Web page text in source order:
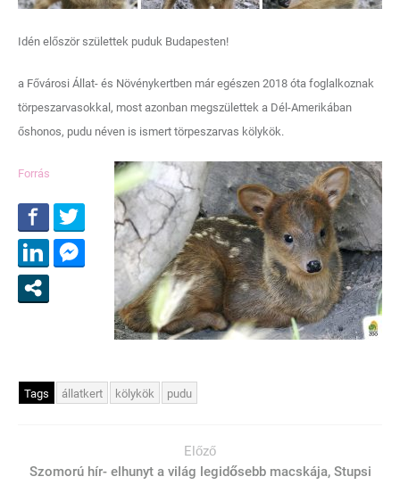
Idén először születtek puduk Budapesten!
a Fővárosi Állat- és Növénykertben már egészen 2018 óta foglalkoznak
törpeszarvasokkal, most azonban megszülettek a Dél-Amerikában
őshonos, pudu néven is ismert törpeszarvas kölykök.
Forrás
Tags állatkert kölykök pudu
Előző
Szomorú hír- elhunyt a világ legidősebb macskája, Stupsi